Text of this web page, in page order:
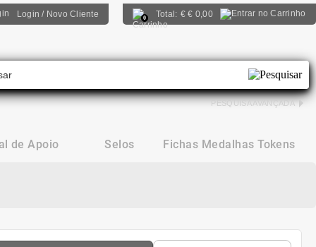
Login / Novo Cliente 0 Total: €€ 0,00
PESQUISA AVANÇADA
de Apoio Selos Fichas Medalhas Tokens